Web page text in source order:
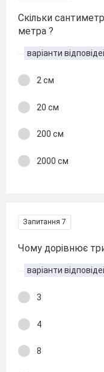
Скільки
метра ?
варіанти
2 см
20 см
200 см
2000 см
Запитання 7
Чому дорівнює
варіанти
3
4
8